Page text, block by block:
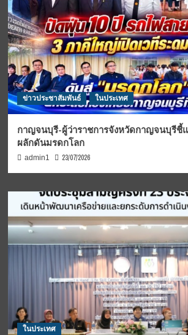
ข่าวประชาสัมพันธ์ ในประเทศ
กาญจนบุรี-ผู้ว่าราชการจังหวัดกาญจนบุรีชี้
ผลักดันมรดกโลก
admin1 23/07/2026
ในประเทศ